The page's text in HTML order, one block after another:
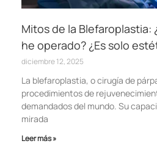
Mitos de la Blefaroplastia:
he operado? ¿Es solo
diciembre 12, 2025
La blefaroplastia, o cirugía de
procedimientos de
demandados del mundo. Su
mirada
Leer más »